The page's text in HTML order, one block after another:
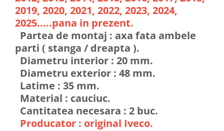
2019, 2020, 2021, 2022, 2023, 2024,
2025.....pana in prezent.
Partea de montaj : axa fata ambele
parti ( stanga / dreapta ).
Diametru interior : 20 mm.
Diametru exterior : 48 mm.
Latime : 35 mm.
Material : cauciuc.
Cantitatea necesara : 2 buc.
Producator : original Iveco.